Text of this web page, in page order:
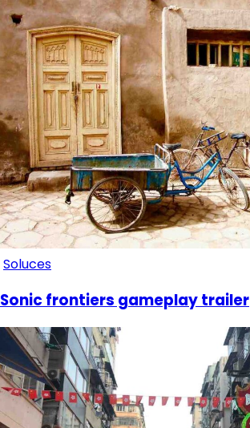
Soluces
Sonic frontiers gameplay trailer